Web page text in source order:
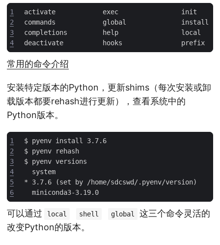
1
2
3
4
常用的命令介绍
安装特定版本的Python，更新shims（每次安装或卸
载版本都要rehash进行更新），查看系统中的
Python版本。
1
$ pyenv install 3.7.6
2
$ pyenv rehash
3
4
  system
5
6
  miniconda3-3.19.0
可以通过 local shell global
这三个命令灵活的
改变Python的版本。